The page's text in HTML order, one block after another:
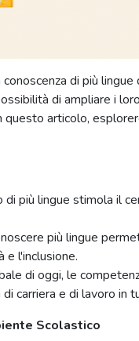
di più
di ampliare i
articolo,
di più lingue stimola il
più lingue
e l'inclusione.
di oggi, le
carriera e di lavoro in
Scolastico